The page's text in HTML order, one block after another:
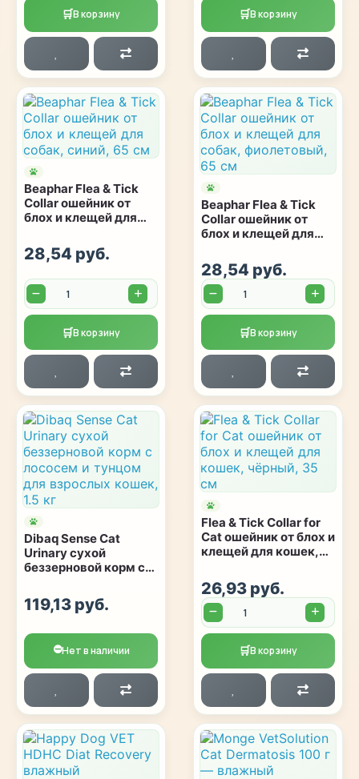
🛒В корзину 🛒В корзину
Beaphar Flea & Tick
Collar ошейник от
блох и клещей для
28,54 руб.
Количество:
🛒В корзину
Beaphar Flea & Tick
Collar ошейник от
блох и клещей для
65 см
28,54 руб.
Количество:
🛒В корзину
Dibaq Sense Cat
Urinary сухой
беззерновой корм с
для взрослых кошек,
1.5 кг
119,13 руб.
⛔Нет в наличии
Flea & Tick Collar for
Cat ошейник от блох и
клещей для кошек,
26,93 руб.
Количество:
🛒В корзину